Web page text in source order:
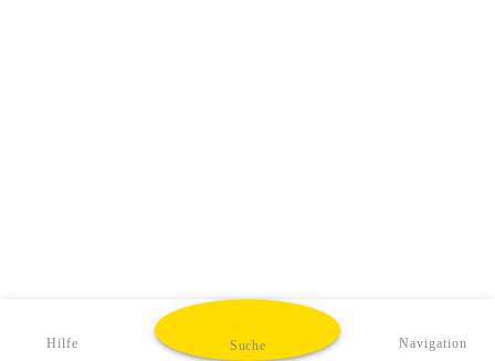
Hilfe Suche Navigation